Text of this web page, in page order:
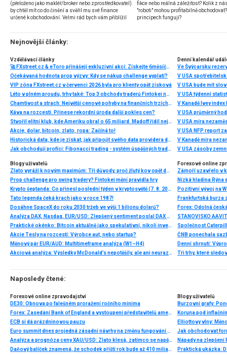
(přeloženo jako makléř/broker nebo zprostředkovatel)
by chtěl mít co do činění a svěřil mu své finance
určené k obchodování. Velmi rád bych vám přiblížil
několik příkladů nejznámějších z nich.
fikce nebo reálná záležitost? Kolik z
"roboti" mohou profitabilně
principech fungují?
Nejnovější články:
Vzdělávací články
🚀 FXstreet.cz & eToro přinášejí exkluzivní akci: Získejte 6měsíční členství ve VIP zóně ZDARMA
Očekávaná hodnota prop výzvy: Kdy se nákup challenge vyplatí?
VIP zóna FXstreet.cz v červenci 2026 byla pro klienty opět zisková
Léto v plném proudu, trhy také: Top 3 obchody traderů Fintokei na indexech a zlatě
Chamtivost a strach: Největší cenové pohyby na finančních trzích (červenec 2026)
Káva na rozcestí. Přinese rekordní úroda další pokles cen?
Stvořil elitní klub, kde Ameriku obral o 65 miliard. Madoff řídil největší Ponzi dějin
Akcie, dolar, bitcoin, zlato, ropa: Začíná to!
Historická data, kde je získat, jak připojit svého data providera do MultiCharts a proč je budeme potřebovat? (4. díl)
Jak obchodují profíci: Fibonacci trading - systém úspěšných traderů
Denní kalendář
Ve Švýcarsku
V USA
V USA bude mít
V USA týdenní
V Kanadě Ivey index
V USA průměrný
V USA míra
V USA NFP report
V Kanadě míra
V USA zásoby
Blogy uživatelů
Zlato vyráží k novým maximům: Tři důvody, proč žlutý kov opět dominuje
Prop challenge pro swing tradery? Fintokei mění pravidla hry
Krypto šeptanda: Co přinesl poslední týden v kryptosvětě (7. 8. 2026)
Tato legenda čeká krach jako v roce 1987!
Dosáhne SpaceX do roku 2030 tržeb ve výši 1 bilionu dolarů?
Analýza DAX, Nasdaq, EUR/USD: Zlepšený sentiment poslal DAX na nová maxima
Praktické okénko: Bitcoin aktuálně jako spekulativní, nikoli investiční aktivum
Akcie Tesly na rozcestí: Výrobce aut, nebo startup?
Měnový pár EUR/AUD: Multitimeframe analýza (W1–H4)
Akciová analýza: Výsledky McDonald’s nepotěšily, ale ani neurazily. Jakou vizi společnost prezentovala?
Forexové online
Nízká hladina
Pozitivní vývoj na
Frankfurtská burza
Denní shrnutí:
Tři trhy, které
Naposledy čtené:
Forexové online zpravodajství
DE30: Obnova po falešném proražení ročního minima
Forex: Zasedání Bank of England a vystoupení představitelů amerického Fedu
ECB si dá prázdninovou pauzu
Euro summit dnes projedná zásadní návrhy na změnu fungování měnové unie
Analýza a prognóza ceny XAU/USD: Zlato klesá, zatímco se napětí mezi USA a Íránem snižuje
Daňový balíček znamená, že schodek příští rok bude až 410 miliard korun. Balíček, k němuž cestu otevírá „tištění miliard“ v podání Evropské centrální banky, se uhradí z peněz z fondu obnovy EU
Blogy uživatelů
Koruna pod
Elliottovy vlny:
Jak obchodovat
Nápady na
Praktická ukázka: